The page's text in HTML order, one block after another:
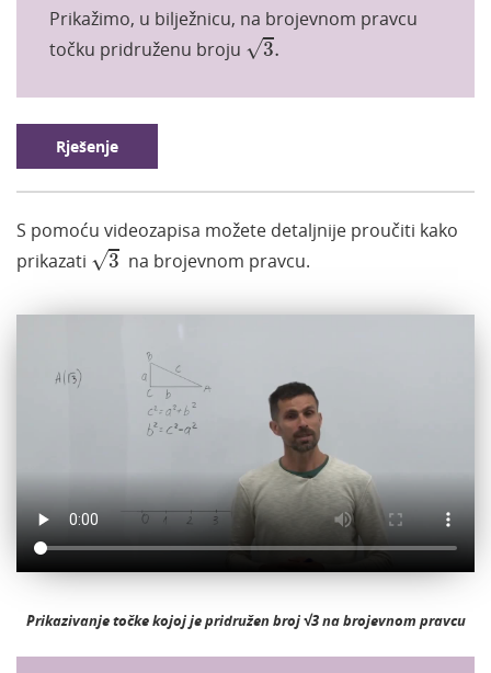
Prikažimo, u bilježnicu, na brojevnom pravcu
točku pridruženu broju √3.
.
Rješenje
S pomoću videozapisa možete detaljnije proučiti kako
prikazati √3 na brojevnom pravcu. ​
Prikazivanje točke kojoj je pridružen broj √3 na brojevnom pravcu